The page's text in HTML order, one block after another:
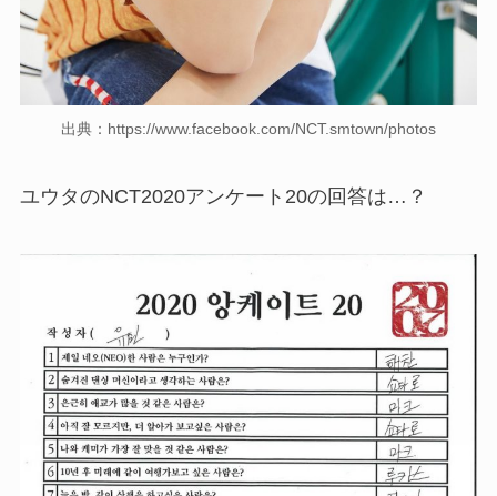
出典：https://www.facebook.com/NCT.smtown/photos
ユウタのNCT2020アンケート20の回答は…？